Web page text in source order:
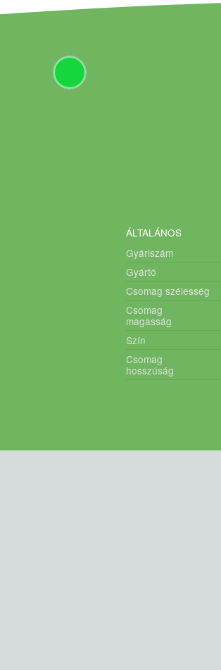
ÁLTALÁNOS
Gyáriszám
Gyártó
Csomag szélesség
Csomag
magasság
Szín
Csomag
hosszúság